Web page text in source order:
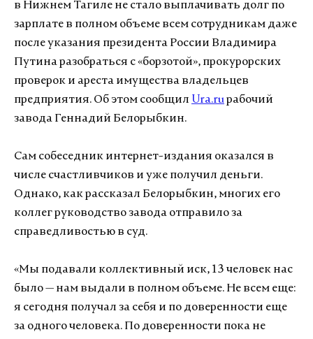
в Нижнем Тагиле не стало выплачивать долг по
зарплате в полном объеме всем сотрудникам даже
после указания президента России Владимира
Путина разобраться с «борзотой», прокурорских
проверок и ареста имущества владельцев
предприятия. Об этом сообщил Ura.ruрабочий
завода Геннадий Белорыбкин.
Сам собеседник интернет-издания оказался в
числе счастливчиков и уже получил деньги.
Однако, как рассказал Белорыбкин, многих его
коллег руководство завода отправило за
справедливостью в суд.
«Мы подавали коллективный иск, 13 человек нас
было — нам выдали в полном объеме. Не всем еще:
я сегодня получал за себя и по доверенности еще
за одного человека. По доверенности пока не